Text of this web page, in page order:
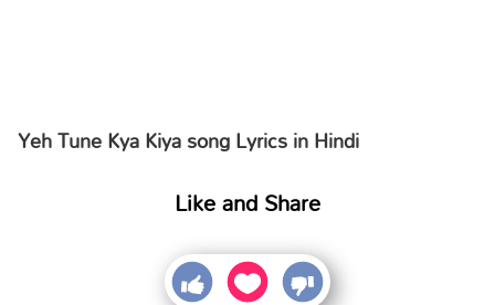
Yeh Tune Kya Kiya song Lyrics in Hindi
Like and Share